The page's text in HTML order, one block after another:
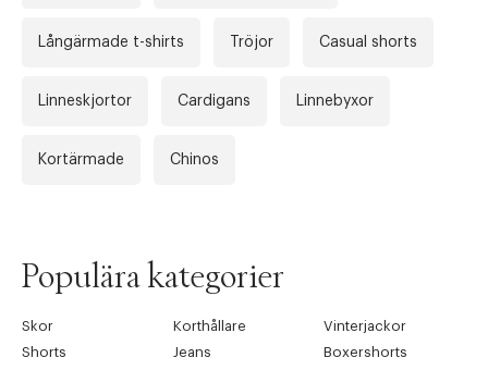
Tidigare
Långärmade t-shirts Tröjor Casual shorts
Linneskjortor Cardigans Linnebyxor
Kortärmade Chinos
Populära kategorier
Skor Korthållare
Vinterjackor
Shorts
Jeans
Boxershorts